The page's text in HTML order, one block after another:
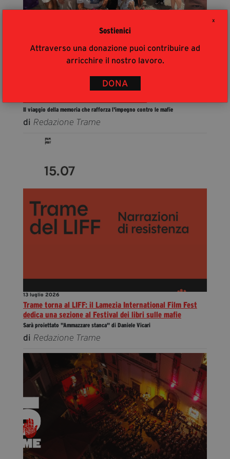
X
Sostienici
Attraverso una donazione puoi contribuire ad
arricchire il nostro lavoro.
DONA
L’Associazione Antiracket Lamezia a Palermo con i
Il viaggio della memoria che rafforza l'impegno contro le mafie
di Redazione Trame
13 luglio 2026
Trame torna al LIFF: il Lamezia International Film Fest
dedica una sezione al Festival dei libri sulle mafie
Sarà proiettato "Ammazzare stanca" di Daniele Vicari
di Redazione Trame